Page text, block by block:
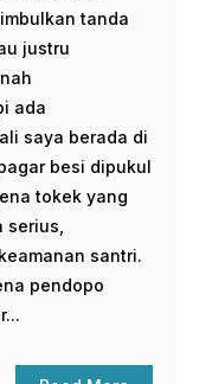
tanda
justru
ada
saya berada di
besi dipukul
tokek yang
santri.
pendopo